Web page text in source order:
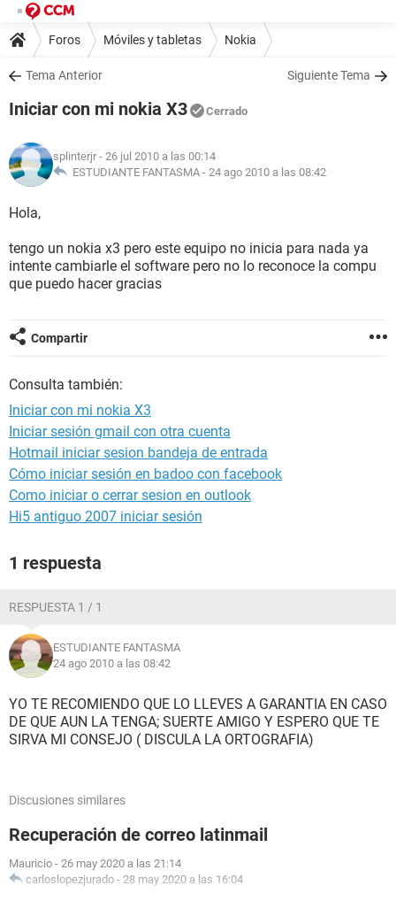
Foros Móviles y tabletas Nokia
Tema Anterior Siguiente Tema
Iniciar con mi nokia X3 Cerrado
splinterjr - 26 jul 2010 a las 00:14
ESTUDIANTE FANTASMA - 24 ago 2010 a las 08:42
Hola,
tengo un nokia x3 pero este equipo no inicia para nada ya
intente cambiarle el software pero no lo reconoce la compu
que puedo hacer gracias
Compartir
Consulta también:
Iniciar con mi nokia X3
Iniciar sesión gmail con otra cuenta
Hotmail iniciar sesion bandeja de entrada
Cómo iniciar sesión en badoo con facebook
Como iniciar o cerrar sesion en outlook
Hi5 antiguo 2007 iniciar sesión
1 respuesta
RESPUESTA 1 / 1
ESTUDIANTE FANTASMA
24 ago 2010 a las 08:42
YO TE RECOMIENDO QUE LO LLEVES A GARANTIA EN CASO
DE QUE AUN LA TENGA; SUERTE AMIGO Y ESPERO QUE TE
SIRVA MI CONSEJO ( DISCULA LA ORTOGRAFIA)
Discusiones similares
Recuperación de correo latinmail
Mauricio - 26 may 2020 a las 21:14
carloslopezjurado - 28 may 2020 a las 16:04